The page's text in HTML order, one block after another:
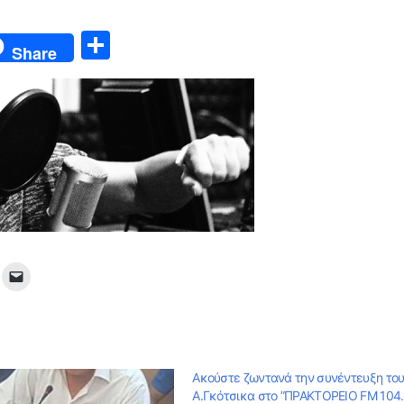
Share
οι
ρ
σ
τε
ίτ
Ακούστε ζωντανά την συνέντευξη του
Α.Γκότσικα στο ”ΠΡΑΚΤΟΡΕΙΟ FM